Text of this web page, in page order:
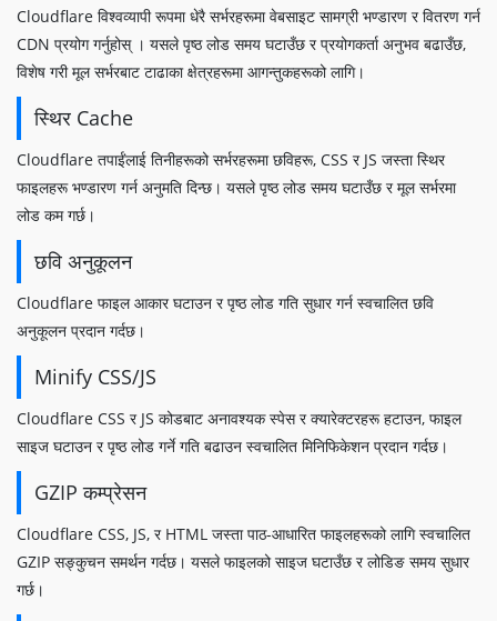
Cloudflare विश्वव्यापी रूपमा धेरै सर्भरहरूमा वेबसाइट सामग्री भण्डारण र वितरण गर्न
CDN प्रयोग गर्नुहोस् । यसले पृष्ठ लोड समय घटाउँछ र प्रयोगकर्ता अनुभव बढाउँछ,
विशेष गरी मूल सर्भरबाट टाढाका क्षेत्रहरूमा आगन्तुकहरूको लागि।
स्थिर Cache
Cloudflare तपाईंलाई तिनीहरूको सर्भरहरूमा छविहरू, CSS र JS जस्ता स्थिर
फाइलहरू भण्डारण गर्न अनुमति दिन्छ। यसले पृष्ठ लोड समय घटाउँछ र मूल सर्भरमा
लोड कम गर्छ।
छवि अनुकूलन
Cloudflare फाइल आकार घटाउन र पृष्ठ लोड गति सुधार गर्न स्वचालित छवि
अनुकूलन प्रदान गर्दछ।
Minify CSS/JS
Cloudflare CSS र JS कोडबाट अनावश्यक स्पेस र क्यारेक्टरहरू हटाउन, फाइल
साइज घटाउन र पृष्ठ लोड गर्ने गति बढाउन स्वचालित मिनिफिकेशन प्रदान गर्दछ।
GZIP कम्प्रेसन
Cloudflare CSS, JS, र HTML जस्ता पाठ-आधारित फाइलहरूको लागि स्वचालित
GZIP सङ्कुचन समर्थन गर्दछ। यसले फाइलको साइज घटाउँछ र लोडिङ समय सुधार
गर्छ।